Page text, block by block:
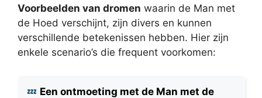
Voorbeelden van dromen waarin de Man met
de Hoed verschijnt, zijn divers en kunnen
verschillende betekenissen hebben. Hier zijn
enkele scenario’s die frequent voorkomen:
Een ontmoeting met de Man met de